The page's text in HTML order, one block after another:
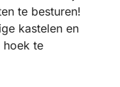
te besturen!
kastelen en
hoek te